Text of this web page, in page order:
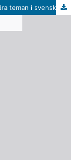
Carolina Brown, Liksom en herdinna: litterära teman i svenska kvinnoporträtt under 1700-talet (Stockholm: Carlssons, 2012). 488 s.